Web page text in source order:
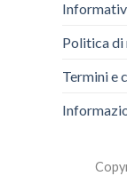
Politica di
Termini e